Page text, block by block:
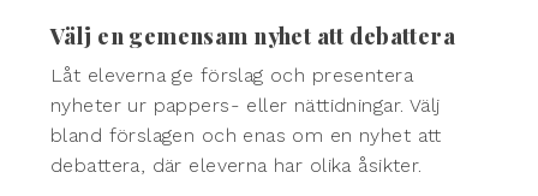
Välj en gemensam nyhet att debattera
Låt eleverna ge förslag och presentera
nyheter ur pappers- eller nättidningar. Välj
bland förslagen och enas om en nyhet att
debattera, där eleverna har olika åsikter.